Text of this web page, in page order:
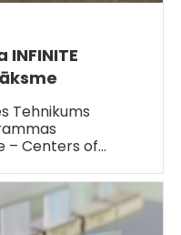
Tehnikums
– Centers of…